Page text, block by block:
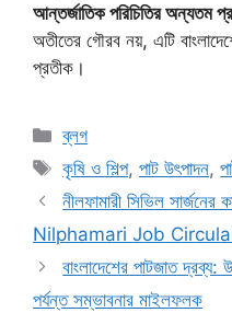
আন্তর্জাতিক পরিচিতির অন্যতম
অতীতের গৌরব নয়, এটি
প্রতীক।
Categories
ব্লগ
Tags
কৃষি ও শিল্প,পাট উৎপাদন,
নীলফামারী সিভিল সার্জনের
Nilphamari Job
বাংলাদেশের পাটজাত দ্রব্য:
পর্যন্ত সম্ভাবনার মাইলফলক